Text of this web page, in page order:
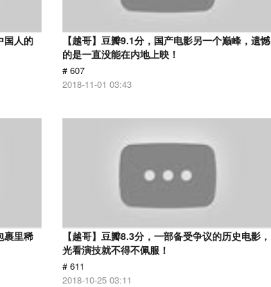
国人的
【越哥】豆瓣9.1分，国产电影另一个巅峰，遗憾
的是一直没能在内地上映！
# 607
2018-11-01 03:43
裹里稀
【越哥】豆瓣8.3分，一部备受争议的历史电影，
光看演技就不得不佩服！
# 611
2018-10-25 03:11